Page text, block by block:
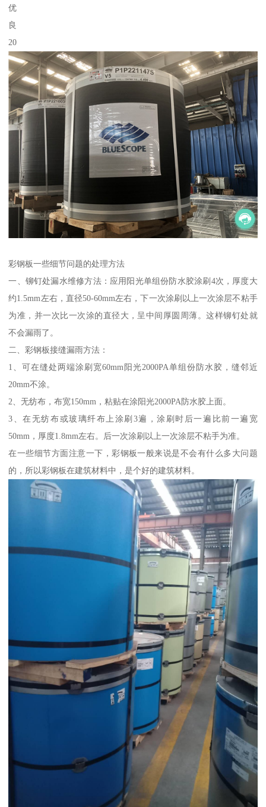
优
良
20
彩钢板一些细节问题的处理方法
一、铆钉处漏水维修方法：应用阳光单组份防水胶涂刷4次，厚度大
约1.5mm左右，直径50-60mm左右，下一次涂刷以上一次涂层不粘手
为准，并一次比一次涂的直径大，呈中间厚圆周薄。这样铆钉处就
不会漏雨了。
二、彩钢板接缝漏雨方法：
1、可在缝处两端涂刷宽60mm阳光2000PA单组份防水胶，缝邻近
20mm不涂。
2、无纺布，布宽150mm，粘贴在涂阳光2000PA防水胶上面。
3、在无纺布或玻璃纤布上涂刷3遍，涂刷时后一遍比前一遍宽
50mm，厚度1.8mm左右。后一次涂刷以上一次涂层不粘手为准。
在一些细节方面注意一下，彩钢板一般来说是不会有什么多大问题
的，所以彩钢板在建筑材料中，是个好的建筑材料。